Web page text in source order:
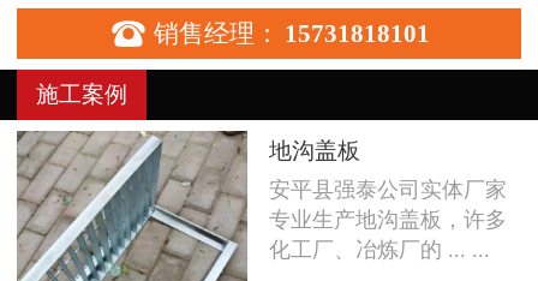
 销售经理： 15731818101
施工案例
地沟盖板
安平县强泰公司实体厂家
专业生产地沟盖板，许多
化工厂、冶炼厂的 ... ...